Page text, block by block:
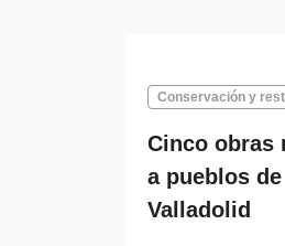
Conservación y
Cinco obras
a pueblos
Valladolid